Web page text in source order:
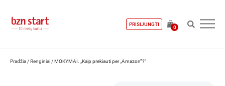
PRISIJUNGTI
0
Pradžia /Renginiai /MOKYMAI. „Kaip prekiauti per „Amazon”?"